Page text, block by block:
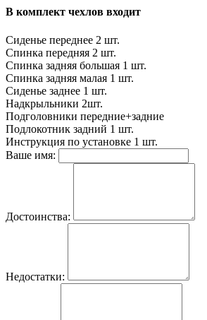
В комплект чехлов входит
Сиденье переднее 2 шт.
Спинка передняя 2 шт.
Спинка задняя большая 1 шт.
Спинка задняя малая 1 шт.
Сиденье заднее 1 шт.
Надкрыльники 2шт.
Подголовники передние+задние
Подлокотник задний 1 шт.
Инструкция по установке 1 шт.
Ваше имя:
Достоинства:
Недостатки: